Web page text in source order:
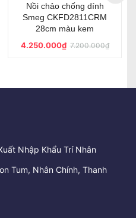
Nồi chảo chống dính
Smeg CKFD2811CRM
28cm màu kem
4.250.000₫7.200.000₫
Nhập Khẩu Trí Nhân
Tum, Nhân Chính, Thanh